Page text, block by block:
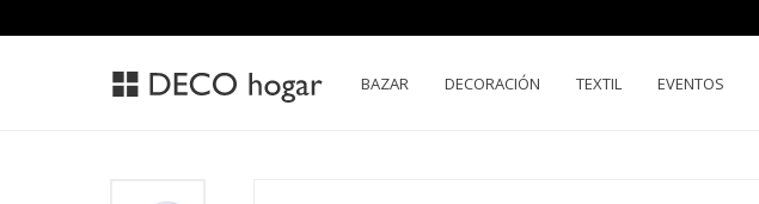
BAZAR DECORACIÓN TEXTIL EVENTOS